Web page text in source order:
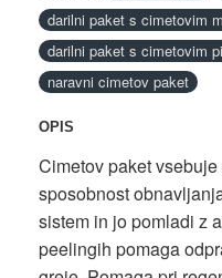
darilni paket s cimetovim
darilni paket s cimetovim
naravni cimetov paket
OPIS
Cimetov paket
sposobnost
sistem in jo pomladi z
peelingih pomaga